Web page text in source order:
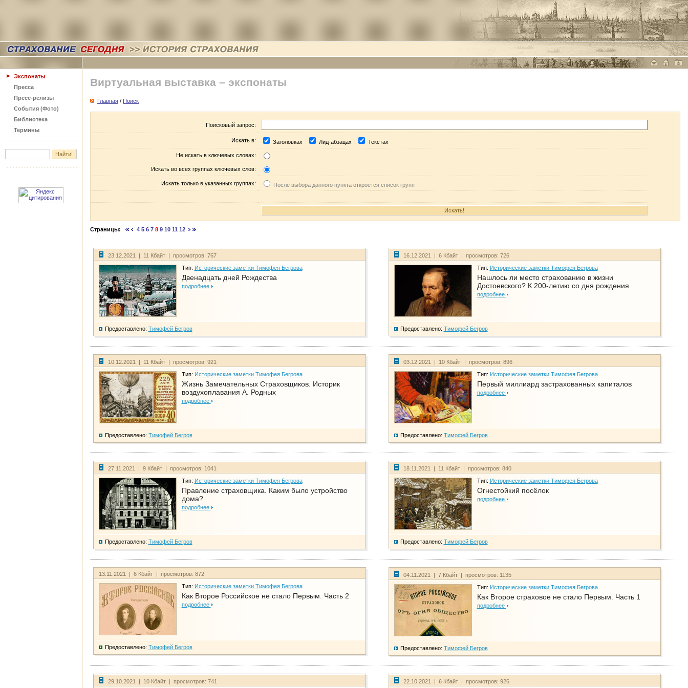
Экспонаты
Пресса
Пресс-релизы
События (Фото)
Библиотека
Термины
Виртуальная выставка – экспонаты
Главная / Поиск
Поисковый запрос:
Искать в: Заголовках Лид-абзацах Текстах
Не искать в ключевых словах:
Искать во всех группах ключевых слов:
Искать только в указанных группах: После выбора данного пункта откроется список групп
Страницы: 4 5 6 7 8 9 10 11 12
23.12.2021 | 11 Кбайт | просмотров: 767
Тип: Исторические заметки Тимофея Бегрова
Двенадцать дней Рождества
подробнее
Предоставлено: Тимофей Бегров
16.12.2021 | 6 Кбайт | просмотров: 726
Тип: Исторические заметки Тимофея Бегрова
Нашлось ли место страхованию в жизни
Достоевского? К 200-летию со дня рождения
подробнее
Предоставлено: Тимофей Бегров
10.12.2021 | 11 Кбайт | просмотров: 921
Тип: Исторические заметки Тимофея Бегрова
Жизнь Замечательных Страховщиков. Историк
воздухоплавания А. Родных
подробнее
Предоставлено: Тимофей Бегров
03.12.2021 | 10 Кбайт | просмотров: 896
Тип: Исторические заметки Тимофея Бегрова
Первый миллиард застрахованных капиталов
подробнее
Предоставлено: Тимофей Бегров
27.11.2021 | 9 Кбайт | просмотров: 1041
Тип: Исторические заметки Тимофея Бегрова
Правление страховщика. Каким было устройство
дома?
подробнее
Предоставлено: Тимофей Бегров
18.11.2021 | 11 Кбайт | просмотров: 840
Тип: Исторические заметки Тимофея Бегрова
Огнестойкий посёлок
подробнее
Предоставлено: Тимофей Бегров
13.11.2021 | 6 Кбайт | просмотров: 872
Тип: Исторические заметки Тимофея Бегрова
Как Второе Российское не стало Первым. Часть 2
подробнее
Предоставлено: Тимофей Бегров
04.11.2021 | 7 Кбайт | просмотров: 1135
Тип: Исторические заметки Тимофея Бегрова
Как Второе страховое не стало Первым. Часть 1
подробнее
Предоставлено: Тимофей Бегров
29.10.2021 | 10 Кбайт | просмотров: 741 22.10.2021 | 6 Кбайт | просмотров: 926